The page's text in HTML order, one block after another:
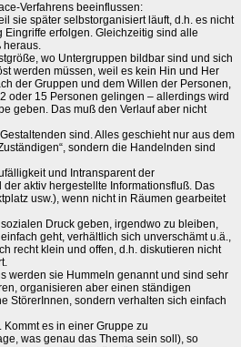
Verfahrens beeinflussen:
sie später selbstorganisiert läuft, d.h. es nicht
Eingriffe erfolgen. Gleichzeitig sind alle
heraus.
wo Untergruppen bildbar sind und sich
werden müssen, weil es kein Hin und Her
der Gruppen und dem Willen der Personen,
oder 15 Personen gelingen – allerdings wird
geben. Das muß den Verlauf aber nicht
sind. Alles geschieht nur aus dem
sondern die Handelnden sind
und Intransparent der
aktiv hergestellte Informationsfluß. Das
usw.), wenn nicht in Räumen gearbeitet
Druck geben, irgendwo zu bleiben,
geht, verhältlich sich unverschämt u.ä.,
recht klein und offen, d.h. diskutieren nicht
werden sie Hummeln genannt und sind sehr
organisieren aber einen ständigen
StörerInnen, sondern verhalten sich einfach
es in einer Gruppe zu
was genau das Thema sein soll), so